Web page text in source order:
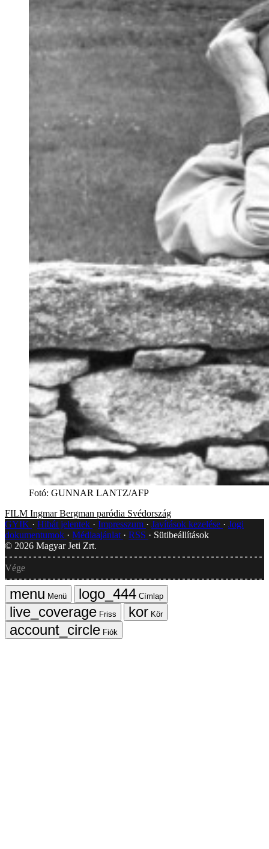
Fotó: GUNNAR LANTZ/AFP
FILM Ingmar Bergman paródia Svédország
GYIK
Hibát jelentek Impresszum Javítások kezelése
Jogi
dokumentumok
Médiaajánlat RSS
Sütibeállítások
© 2026 Magyar Jeti Zrt.
Vége
Menü
Címlap
Friss
Kör
Fiók